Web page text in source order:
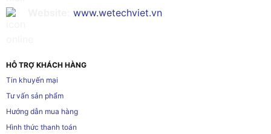
www.wetechviet.vn
HỖ TRỢ KHÁCH HÀNG
Tin khuyến mại
Tư vấn sản phẩm
Hướng dẫn mua hàng
Hình thức thanh toán